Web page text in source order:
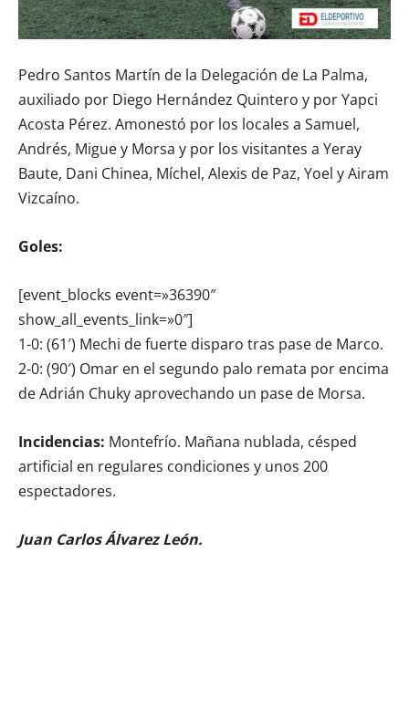
Pedro Santos Martín de la Delegación de La Palma,
auxiliado por Diego Hernández Quintero y por Yapci
Acosta Pérez. Amonestó por los locales a Samuel,
Andrés, Migue y Morsa y por los visitantes a Yeray
Baute, Dani Chinea, Míchel, Alexis de Paz, Yoel y Airam
Vizcaíno.
Goles:
[event_blocks event=»36390″
show_all_events_link=»0″]
1-0: (61′) Mechi de fuerte disparo tras pase de Marco.
2-0: (90′) Omar en el segundo palo remata por encima
de Adrián Chuky aprovechando un pase de Morsa.
Incidencias: Montefrío. Mañana nublada, césped
artificial en regulares condiciones y unos 200
espectadores.
Juan Carlos Álvarez León.